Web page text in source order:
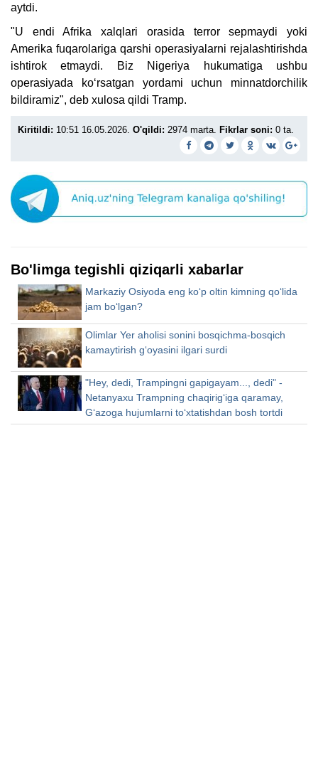
aytdi.
"U endi Afrika xalqlari orasida terror sepmaydi yoki
Amerika fuqarolariga qarshi operasiyalarni rejalashtirishda
ishtirok etmaydi. Biz Nigeriya hukumatiga ushbu
operasiyada ko‘rsatgan yordami uchun minnatdorchilik
bildiramiz", deb xulosa qildi Tramp.
Kiritildi: 10:51 16.05.2026. O'qildi: 2974 marta. Fikrlar soni: 0 ta.
Bo'limga tegishli qiziqarli xabarlar
Markaziy Osiyoda eng ko‘p oltin kimning qo‘lida
jam bo‘lgan?
Olimlar Yer aholisi sonini bosqichma-bosqich
kamaytirish g‘oyasini ilgari surdi
"Hey, dedi, Trampingni gapigayam..., dedi" -
Netanyaxu Trampning chaqirig‘iga qaramay,
G‘azoga hujumlarni to‘xtatishdan bosh tortdi